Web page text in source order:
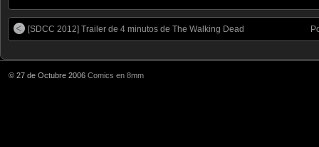
[SDCC 2012] Trailer de 4 minutos de The Walking Dead
© 27 de Octubre 2006 Comics en 8mm